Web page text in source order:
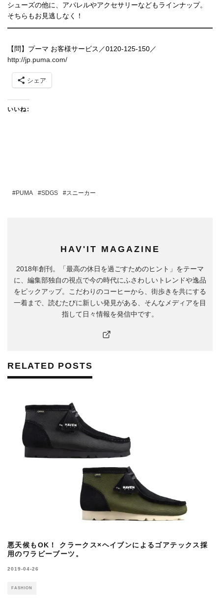
シューズの他に、アパレルやアクセサリーなどもラインナップ。
そちらもお見逃しなく！
【問】プーマ お客様サービス／0120-125-150／
http://jp.puma.com/
シェア
いいね:
PUMA SDGS スニーカー
HAV'IT MAGAZINE
2018年創刊。「最高の休日を過ごすためのヒント」をテーマ
に、編集部独自の視点で今の時代にふさわしいトレンドや逸品
をピックアップ。こだわりのコーヒーから、街歩きを共にする
一着まで、読むたびに新しい発見がある、そんなメディアを目
指して日々情報を発信中です。
RELATED POSTS
悪天候もOK！ クラークス×ヘイブンによるゴアテックス採
用のワラビーブーツ。
2019-04-26
FASHION